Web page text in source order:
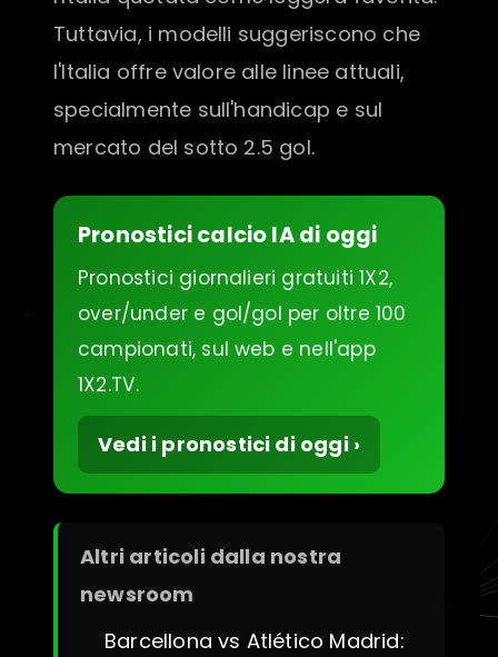
Tuttavia, i modelli suggeriscono che
l'Italia offre valore alle linee attuali,
specialmente sull'handicap e sul
mercato del sotto 2.5 gol.
Pronostici calcio IA di oggi
Pronostici giornalieri gratuiti 1X2,
over/under e gol/gol per oltre 100
campionati, sul web e nell'app
1X2.TV.
Vedi i pronostici di oggi ›
Altri articoli dalla nostra
newsroom
Barcellona vs Atlético Madrid: